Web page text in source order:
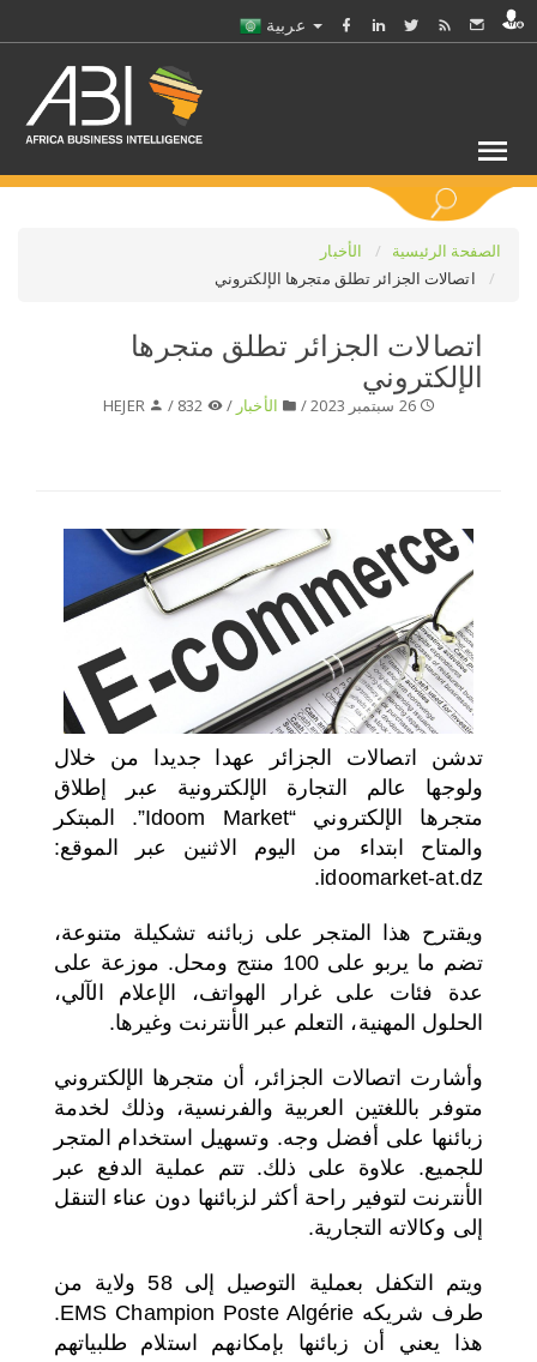
اختر بلدا/بلدان
الصفحة الرئيسية
الأخبار
اتصالات الجزائر تطلق متجرها الإلكتروني
اتصالات الجزائر تطلق متجرها
الإلكتروني
26 سبتمبر 2023 / الأخبار /
HEJER
تدشن اتصالات الجزائر عهدا جديدا من خلال
ولوجها عالم التجارة الإلكترونية عبر إطلاق
متجرها الإلكتروني “Idoom Market”. المبتكر
والمتاح ابتداء من اليوم الاثنين عبر الموقع:
idoomarket-at.dz.
ويقترح هذا المتجر على زبائنه تشكيلة متنوعة،
تضم ما يربو على 100 منتج ومحل. موزعة على
عدة فئات على غرار الهواتف، الإعلام الآلي،
الحلول المهنية، التعلم عبر الأنترنت وغيرها.
وأشارت اتصالات الجزائر، أن متجرها الإلكتروني
متوفر باللغتين العربية والفرنسية، وذلك لخدمة
زبائنها على أفضل وجه. وتسهيل استخدام المتجر
للجميع. علاوة على ذلك. تتم عملية الدفع عبر
الأنترنت لتوفير راحة أكثر لزبائنها دون عناء التنقل
إلى وكالاته التجارية.
ويتم التكفل بعملية التوصيل إلى 58 ولاية من
طرف شريكه EMS Champion Poste Algérie.
هذا يعني أن زبائنها بإمكانهم استلام طلبياتهم